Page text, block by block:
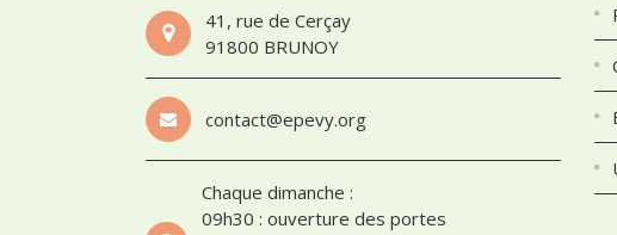
41, rue de Cerçay
91800 BRUNOY
contact@epevy.org
Chaque dimanche :
09h30 : ouverture des portes